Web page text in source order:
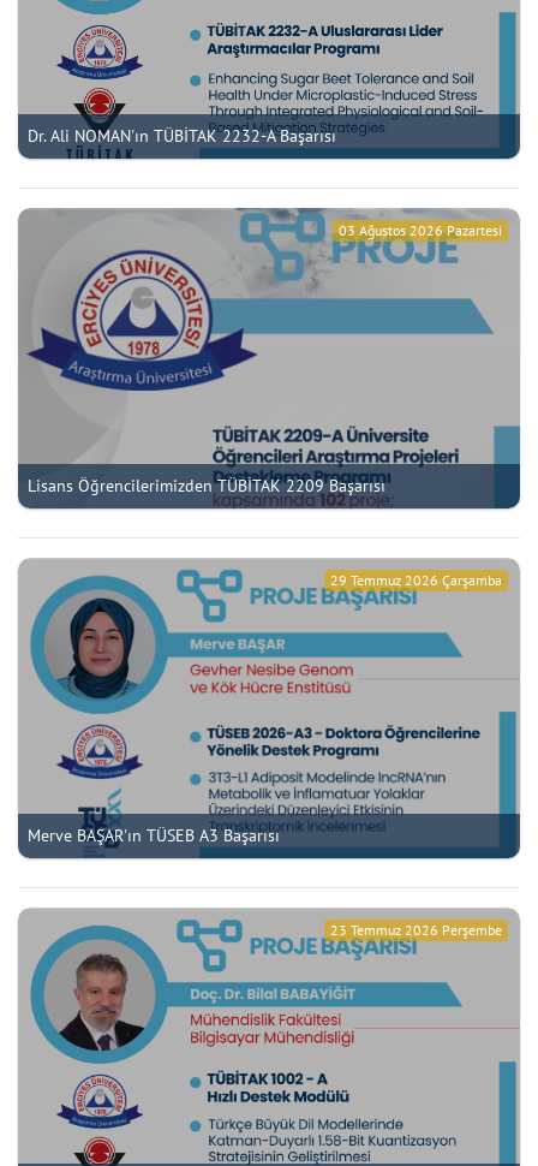
Dr. Ali NOMAN'ın TÜBİTAK 2232-A Başarısı
Lisans Öğrencilerimizden TÜBİTAK 2209 Başarısı
03 Ağustos 2026 Pazartesi
Merve BAŞAR'ın TÜSEB A3 Başarısı
29 Temmuz 2026 Çarşamba
23 Temmuz 2026 Perşembe